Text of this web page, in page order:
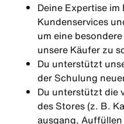
Deine Expertise
Kundenservices
um eine
unsere Käufer zu
Du unterstützt
der Schulung
Du unterstützt die
des Stores (z. B.
ausgang,